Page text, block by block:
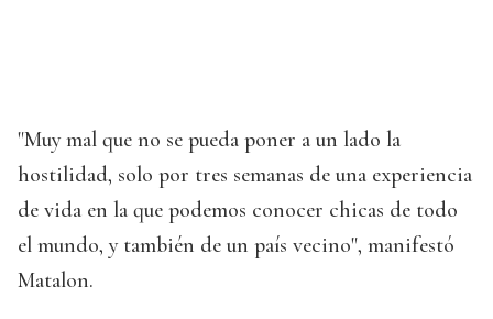
"Muy mal que no se pueda poner a un lado la
hostilidad, solo por tres semanas de una experiencia
de vida en la que podemos conocer chicas de todo
el mundo, y también de un país vecino", manifestó
Matalon.